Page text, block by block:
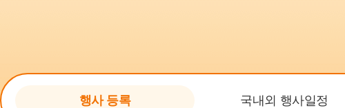
수상내역
행사 등록 국내외 행사일정